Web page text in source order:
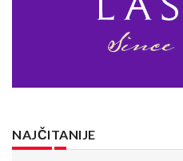
NAJČITANIJE